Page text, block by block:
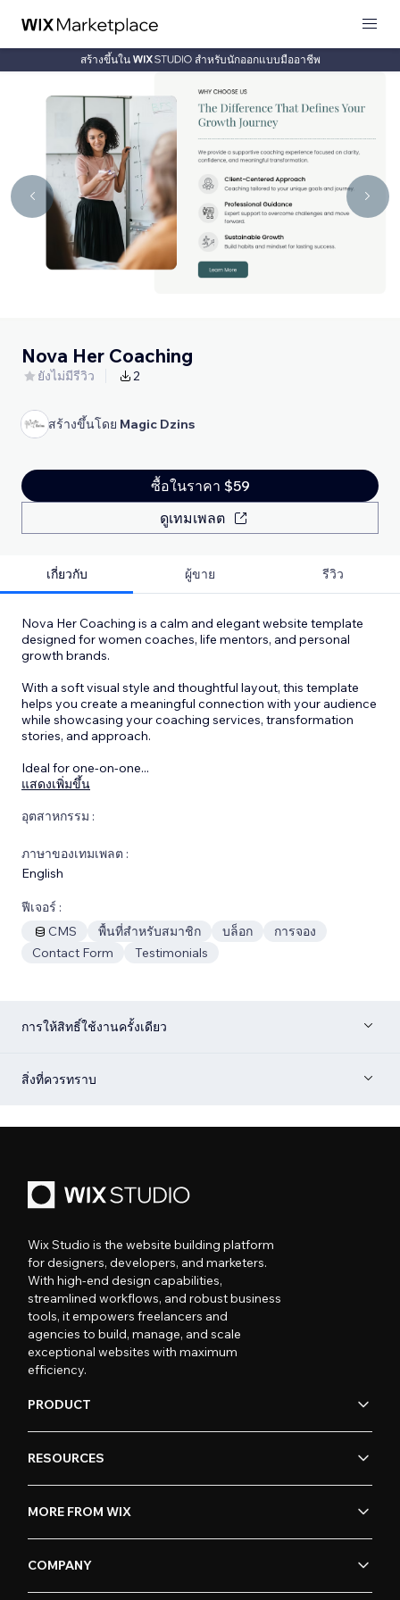
สร้างขึ้นใน สำหรับนักออกแบบมืออาชีพ
Nova Her Coaching
ยังไม่มีรีวิว 2
สร้างขึ้นโดย Magic Dzins
ซื้อในราคา $59
ดูเทมเพลต
เกี่ยวกับ ผู้ขาย รีวิว
Nova Her Coaching is a calm and elegant website template
designed for women coaches, life mentors, and personal
growth brands.
With a soft visual style and thoughtful layout, this template
helps you create a meaningful connection with your audience
while showcasing your coaching services, transformation
stories, and approach.
Ideal for one-on-one...
แสดงเพิ่มขึ้น
อุตสาหกรรม :
ภาษาของเทมเพลต :
English
ฟีเจอร์ :
CMS
พื้นที่สำหรับสมาชิก บล็อก
การจอง
Contact Form
Testimonials
การให้สิทธิ์ใช้งานครั้งเดียว
สิ่งที่ควรทราบ
Wix Studio is the website building platform
for designers, developers, and marketers.
With high-end design capabilities,
streamlined workflows, and robust business
tools, it empowers freelancers and
agencies to build, manage, and scale
exceptional websites with maximum
efficiency.
PRODUCT
RESOURCES
MORE FROM WIX
COMPANY